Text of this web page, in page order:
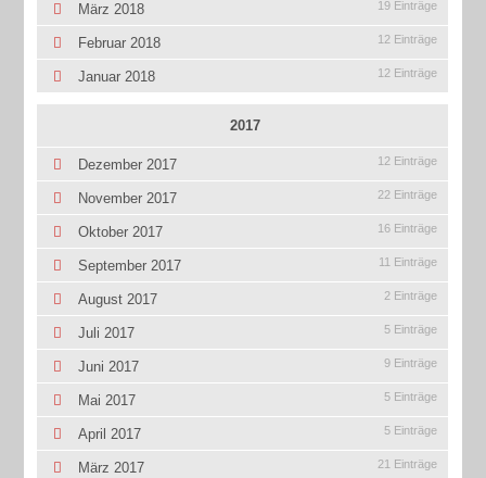
März 2018 19 Einträge
Februar 2018 12 Einträge
Januar 2018 12 Einträge
2017
Dezember 2017 12 Einträge
November 2017 22 Einträge
Oktober 2017 16 Einträge
September 2017 11 Einträge
August 2017 2 Einträge
Juli 2017 5 Einträge
Juni 2017 9 Einträge
Mai 2017 5 Einträge
April 2017 5 Einträge
März 2017 21 Einträge